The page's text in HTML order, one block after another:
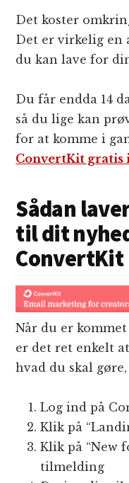
Det koster
Det er virkelig en
du kan lave for
Du får endda 14
så du lige kan
for at komme i
ConvertKit gratis i
Sådan
til dit
ConvertKit
Når du er
er det ret enkelt
hvad du skal
Log ind på
Klik på
Klik på “New
tilmelding